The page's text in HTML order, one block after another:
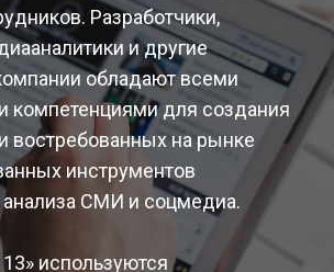
Разработчики,
и другие
обладают всеми
компетенциями для создания
востребованных на рынке
инструментов
анализа СМИ и соцмедиа.
используются